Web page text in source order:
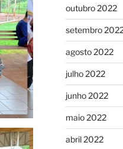
outubro 2022
setembro
agosto 2022
julho 2022
junho 2022
maio 2022
abril 2022